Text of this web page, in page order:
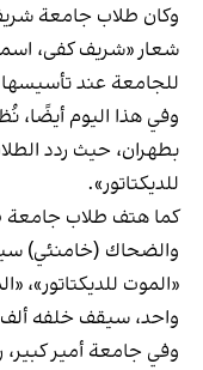
وكان طلاب جامعة
شعار «شريف كفى،
للجامعة عند تأسيسها عام
وفي هذا اليوم
بطهران، حيث ردد
للديكتاتور».
كما هتف طلاب جامعة
والضحاك (خامنئي)
«الموت للديكتاتور»،
واحد، سيقف خلفه
وفي جامعة أمير